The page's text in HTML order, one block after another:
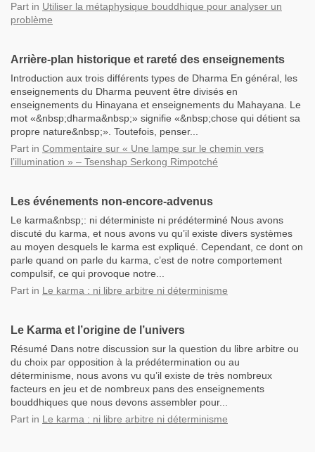
Part in Utiliser la métaphysique bouddhique pour analyser un
problème
Arrière-plan historique et rareté des enseignements
Introduction aux trois différents types de Dharma En général, les
enseignements du Dharma peuvent être divisés en
enseignements du Hinayana et enseignements du Mahayana. Le
mot «&nbsp;dharma&nbsp;» signifie «&nbsp;chose qui détient sa
propre nature&nbsp;». Toutefois, penser...
Part in Commentaire sur « Une lampe sur le chemin vers
l’illumination » – Tsenshap Serkong Rimpotché
Les événements non-encore-advenus
Le karma&nbsp;: ni déterministe ni prédéterminé Nous avons
discuté du karma, et nous avons vu qu’il existe divers systèmes
au moyen desquels le karma est expliqué. Cependant, ce dont on
parle quand on parle du karma, c’est de notre comportement
compulsif, ce qui provoque notre...
Part in Le karma : ni libre arbitre ni déterminisme
Le Karma et l’origine de l’univers
Résumé Dans notre discussion sur la question du libre arbitre ou
du choix par opposition à la prédétermination ou au
déterminisme, nous avons vu qu’il existe de très nombreux
facteurs en jeu et de nombreux pans des enseignements
bouddhiques que nous devons assembler pour...
Part in Le karma : ni libre arbitre ni déterminisme